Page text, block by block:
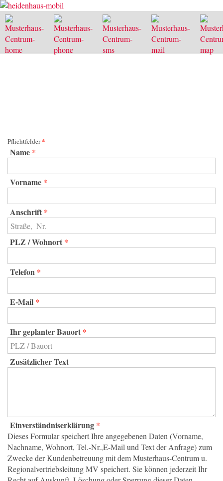
(mit Preisliste)
Pflichtfelder*
Name *
Vorname *
Anschrift *
PLZ / Wohnort *
Telefon *
E-Mail *
Ihr geplanter Bauort *
Zusätzlicher Text
Einverständniserklärung *
Dieses Formular speichert Ihre angegebenen Daten (Vorname,
Nachname, Wohnort, Tel.-Nr.,E-Mail und Text der Anfrage) zum
Zwecke der Kundenbetreuung mit dem Musterhaus-Centrum u.
Regionalvertriebsleitung MV speichert. Sie können jederzeit Ihr